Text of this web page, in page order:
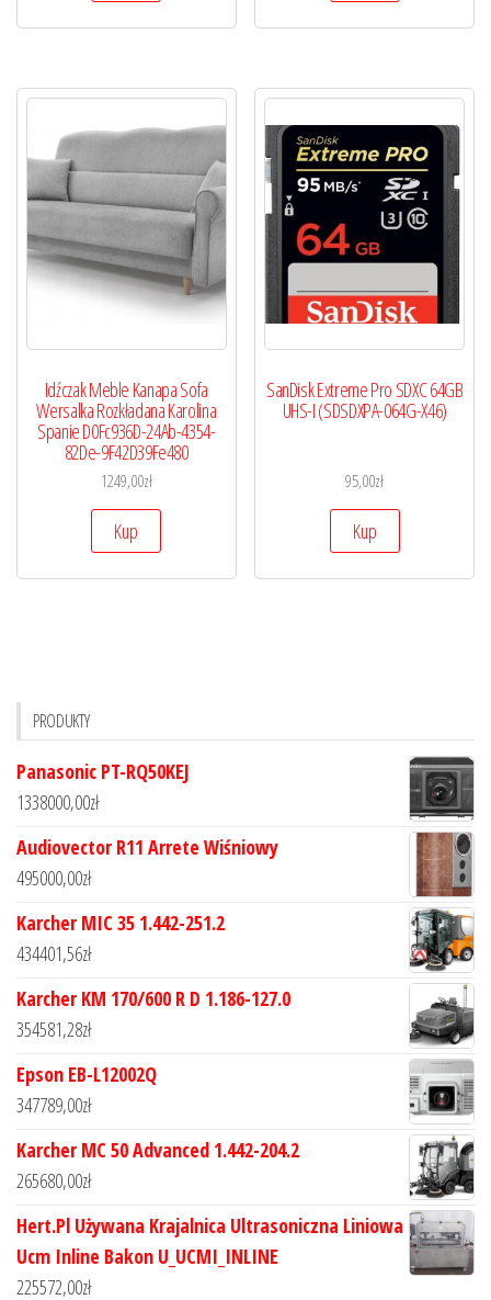
Idźczak Meble Kanapa Sofa
Wersalka Rozkładana Karolina
Spanie D0Fc936D-24Ab-4354-
82De-9F42D39Fe480
1249,00zł
Kup
SanDisk Extreme Pro SDXC 64GB
UHS-I (SDSDXPA-064G-X46)
95,00zł
Kup
PRODUKTY
Panasonic PT-RQ50KEJ
1338000,00zł
Audiovector R11 Arrete Wiśniowy
495000,00zł
Karcher MIC 35 1.442-251.2
434401,56zł
Karcher KM 170/600 R D 1.186-127.0
354581,28zł
Epson EB-L12002Q
347789,00zł
Karcher MC 50 Advanced 1.442-204.2
265680,00zł
Hert.Pl Używana Krajalnica Ultrasoniczna Liniowa
Ucm Inline Bakon U_UCMI_INLINE
225572,00zł